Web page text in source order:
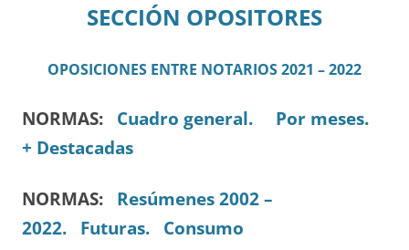
SECCIÓN OPOSITORES
OPOSICIONES ENTRE NOTARIOS 2021 – 2022
NORMAS: Cuadro general.
Por meses.
+ Destacadas
NORMAS: Resúmenes 2002 –
2022.
Futuras. Consumo